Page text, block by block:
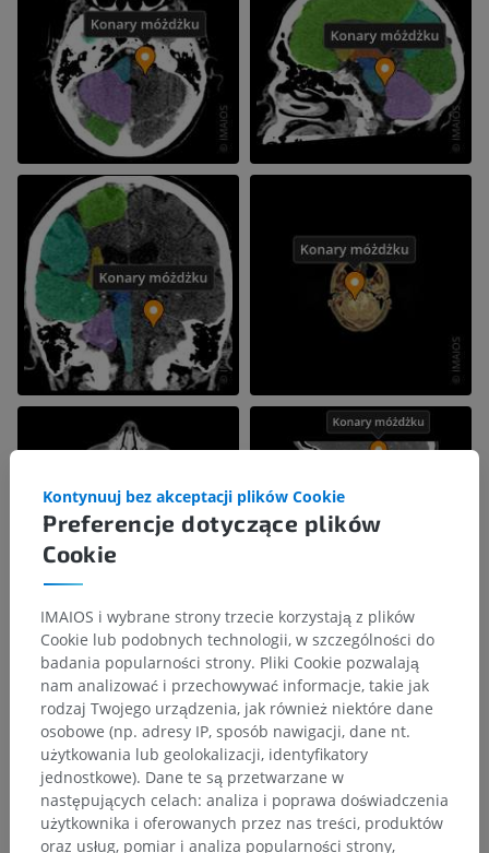
Preferencje dotyczące plików
Cookie
Kontynuuj bez akceptacji plików Cookie
IMAIOS i wybrane strony trzecie korzystają z plików
Cookie lub podobnych technologii, w szczególności do
badania popularności strony. Pliki Cookie pozwalają
nam analizować i przechowywać informacje, takie jak
rodzaj Twojego urządzenia, jak również niektóre dane
osobowe (np. adresy IP, sposób nawigacji, dane nt.
użytkowania lub geolokalizacji, identyfikatory
jednostkowe). Dane te są przetwarzane w
następujących celach: analiza i poprawa doświadczenia
użytkownika i oferowanych przez nas treści, produktów
oraz usług, pomiar i analiza popularności strony,